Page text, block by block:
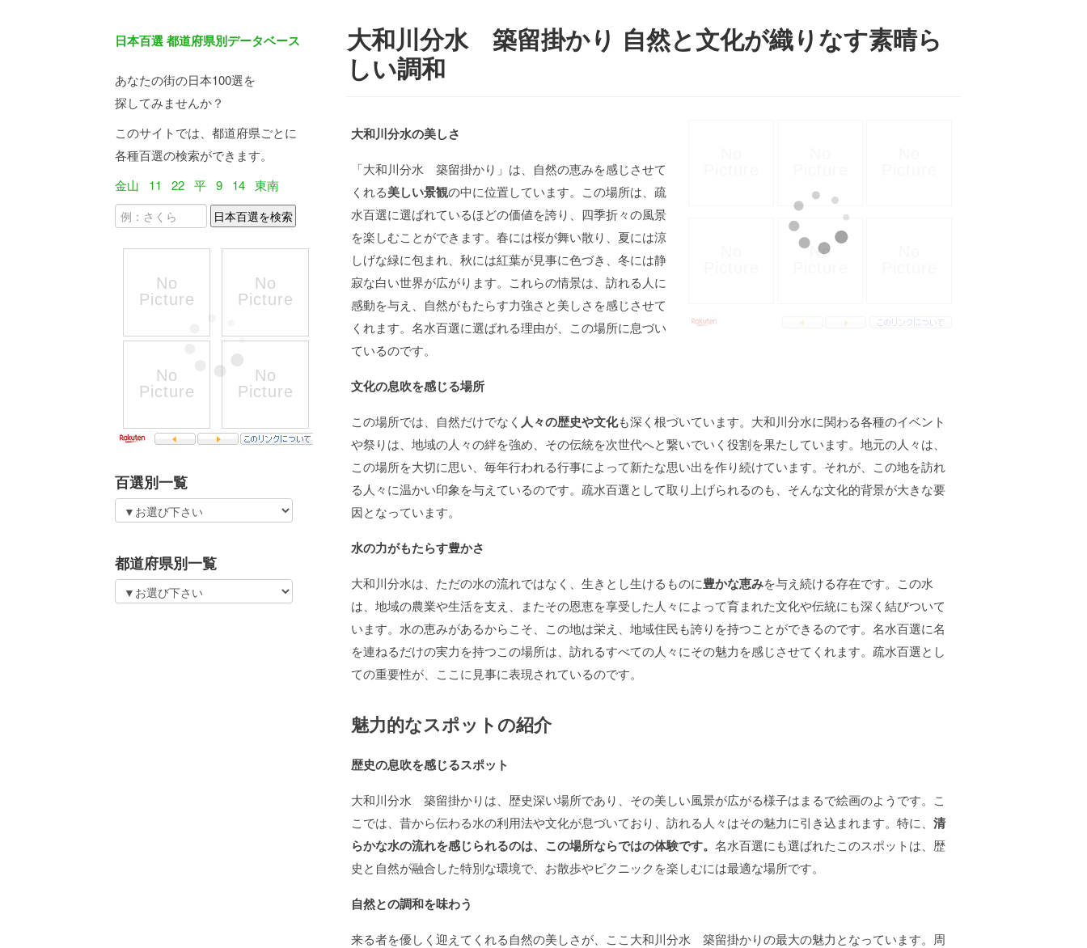
日本百選 都道府県別データベース
あなたの街の日本100選を
探してみませんか？
このサイトでは、都道府県ごとに
各種百選の検索ができます。
金山
11 22 平 9 14 東南
百選別一覧
都道府県別一覧
大和川分水 築留掛かり 自然と文化が織りなす素晴ら
しい調和
大和川分水の美しさ
「大和川分水 築留掛かり」は、自然の恵みを感じさせて
くれる美しい景観の中に位置しています。この場所は、疏
水百選に選ばれているほどの価値を誇り、四季折々の風景
を楽しむことができます。春には桜が舞い散り、夏には涼
しげな緑に包まれ、秋には紅葉が見事に色づき、冬には静
寂な白い世界が広がります。これらの情景は、訪れる人に
感動を与え、自然がもたらす力強さと美しさを感じさせて
くれます。名水百選に選ばれる理由が、この場所に息づい
ているのです。
文化の息吹を感じる場所
この場所では、自然だけでなく 人々の歴史や文化も深く根づいています。大和川分水に関わる各種のイベント
や祭りは、地域の人々の絆を強め、その伝統を次世代へと繋いでいく役割を果たしています。地元の人々は、
この場所を大切に思い、毎年行われる行事によって新たな思い出を作り続けています。それが、この地を訪れ
る人々に温かい印象を与えているのです。疏水百選として取り上げられるのも、そんな文化的背景が大きな要
因となっています。
水の力がもたらす豊かさ
大和川分水は、ただの水の流れではなく、生きとし生けるものに豊かな恵みを与え続ける存在です。この水
は、地域の農業や生活を支え、またその恩恵を享受した人々によって育まれた文化や伝統にも深く結びついて
います。水の恵みがあるからこそ、この地は栄え、地域住民も誇りを持つことができるのです。名水百選に名
を連ねるだけの実力を持つこの場所は、訪れるすべての人々にその魅力を感じさせてくれます。疏水百選とし
ての重要性が、ここに見事に表現されているのです。
魅力的なスポットの紹介
歴史の息吹を感じるスポット
大和川分水 築留掛かりは、歴史深い場所であり、その美しい風景が広がる様子はまるで絵画のようです。こ
こでは、昔から伝わる水の利用法や文化が息づいており、訪れる人々はその魅力に引き込まれます。特に、 清
らかな水の流れを感じられるのは、この場所ならではの体験です。 名水百選にも選ばれたこのスポットは、歴
史と自然が融合した特別な環境で、お散歩やピクニックを楽しむには最適な場所です。
自然との調和を味わう
来る者を優しく迎えてくれる自然の美しさが、ここ大和川分水 築留掛かりの最大の魅力となっています。周